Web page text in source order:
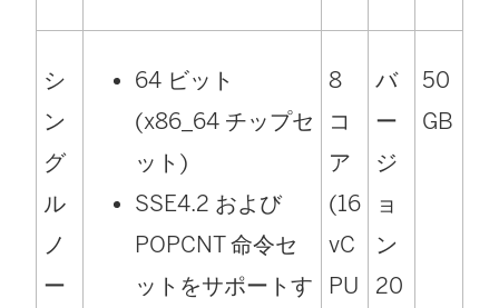
シ
ン
グ
ル
ノ
ー
64 ビット
(x86_64 チップセ
ット)
SSE4.2 および
POPCNT 命令セ
ットをサポートす
8
コ
ア
(16
vC
PU
バ
ー
ジ
ョ
ン
20
50
GB